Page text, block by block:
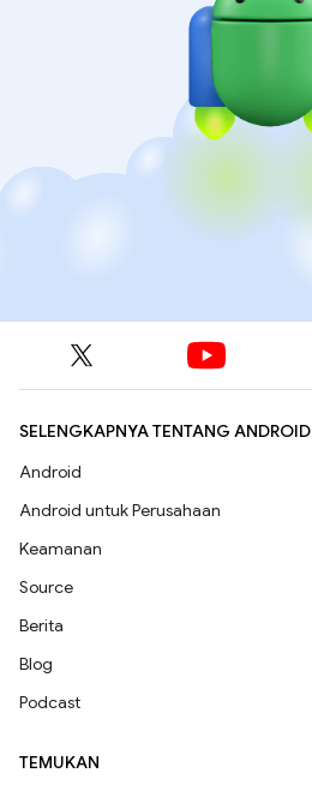
SELENGKAPNYA TENTANG ANDROID
Android
Android untuk Perusahaan
Keamanan
Source
Berita
Blog
Podcast
TEMUKAN